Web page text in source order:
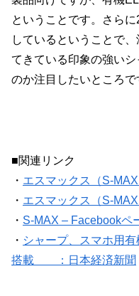
ということです。さら
しているということで
てきている印象の強い
のか注目したいところで
■関連リンク
・ エスマックス（S-MAX
・ エスマックス（S-
・ S-MAX – Facebookペ
・ シャープ、スマホ用
搭載 ：日本経済新聞